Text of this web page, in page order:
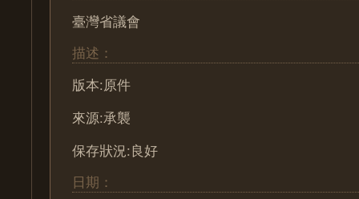
臺灣省議會
描述：
版本:原件
來源:承襲
保存狀況:良好
日期：